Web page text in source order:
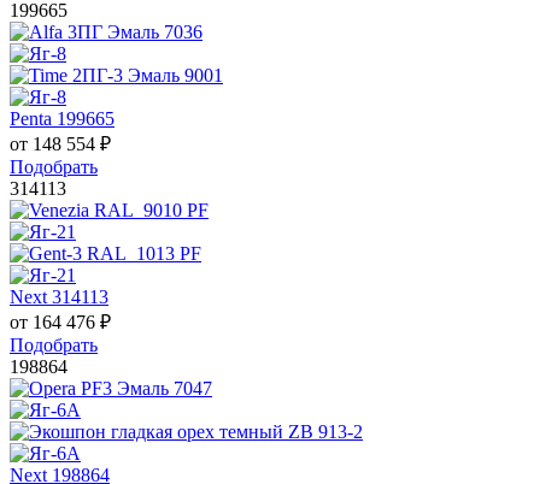
199665
Penta 199665
от 148 554 ₽
Подобрать
314113
Next 314113
от 164 476 ₽
Подобрать
198864
Next 198864